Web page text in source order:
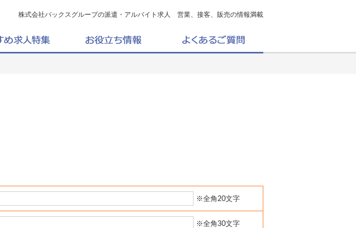
株式会社バックスグループの派遣・アルバイト求人 営業、接客、販売の情報満載
※全角20文字
※全角30文字